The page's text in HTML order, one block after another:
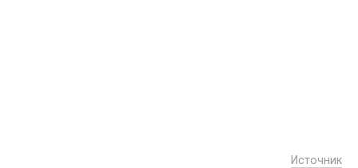
Источник